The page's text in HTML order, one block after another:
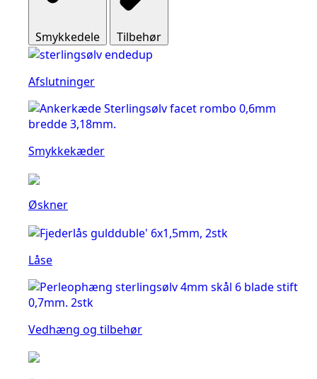
Smykkedele Tilbehør
Afslutninger
Smykkekæder
Øskner
Låse
Vedhæng og tilbehør